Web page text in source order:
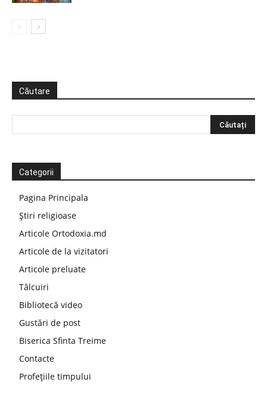
Căutare
Categorii
Pagina Principala
Știri religioase
Articole Ortodoxia.md
Articole de la vizitatori
Articole preluate
Tâlcuiri
Bibliotecă video
Gustări de post
Biserica Sfinta Treime
Contacte
Profețiile timpului